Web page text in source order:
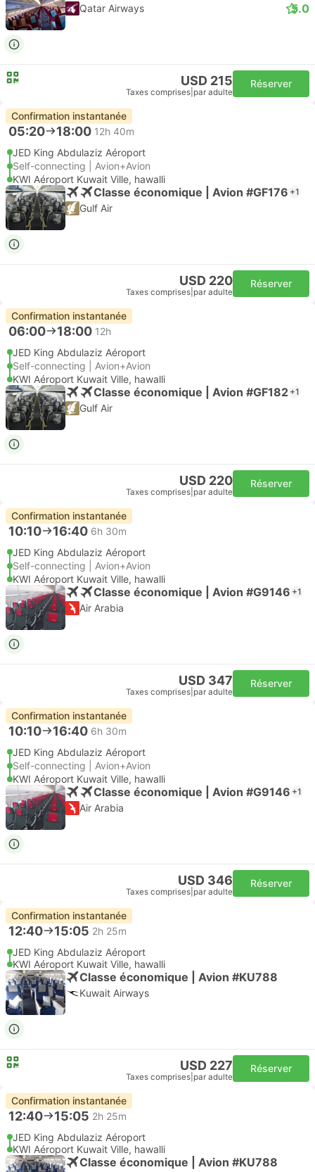
Qatar Airways 5.0
USD 215
Taxes comprises par adulte
Réserver
Confirmation instantanée
05:20 18:00 12h 40m
JED King Abdulaziz Aéroport
Self-connecting | Avion+Avion
KWI Aéroport Kuwait Ville, hawalli
Classe économique | Avion #GF176 +1
Gulf Air
USD 220
Taxes comprises par adulte
Réserver
Confirmation instantanée
06:00 18:00 12h
JED King Abdulaziz Aéroport
Self-connecting | Avion+Avion
KWI Aéroport Kuwait Ville, hawalli
Classe économique | Avion #GF182 +1
Gulf Air
USD 220
Taxes comprises par adulte
Réserver
Confirmation instantanée
10:10 16:40 6h 30m
JED King Abdulaziz Aéroport
Self-connecting | Avion+Avion
KWI Aéroport Kuwait Ville, hawalli
Classe économique | Avion #G9146 +1
Air Arabia
USD 347
Taxes comprises par adulte
Réserver
Confirmation instantanée
10:10 16:40 6h 30m
JED King Abdulaziz Aéroport
Self-connecting | Avion+Avion
KWI Aéroport Kuwait Ville, hawalli
Classe économique | Avion #G9146 +1
Air Arabia
USD 346
Taxes comprises par adulte
Réserver
Confirmation instantanée
12:40 15:05 2h 25m
JED King Abdulaziz Aéroport
KWI Aéroport Kuwait Ville, hawalli
Classe économique | Avion #KU788
Kuwait Airways
USD 227
Taxes comprises par adulte
Réserver
Confirmation instantanée
12:40 15:05 2h 25m
JED King Abdulaziz Aéroport
KWI Aéroport Kuwait Ville, hawalli
Classe économique | Avion #KU788